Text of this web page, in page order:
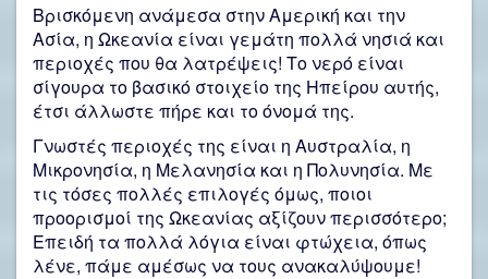
Βρισκόμενη ανάμεσα στην Αμερική και την
Ασία, η Ωκεανία είναι γεμάτη πολλά νησιά και
περιοχές που θα λατρέψεις! Το νερό είναι
σίγουρα το βασικό στοιχείο της Ηπείρου αυτής,
έτσι άλλωστε πήρε και το όνομά της.
Γνωστές περιοχές της είναι η Αυστραλία, η
Μικρονησία, η Μελανησία και η Πολυνησία. Με
τις τόσες πολλές επιλογές όμως, ποιοι
προορισμοί της Ωκεανίας αξίζουν περισσότερο;
Επειδή τα πολλά λόγια είναι φτώχεια, όπως
λένε, πάμε αμέσως να τους ανακαλύψουμε!